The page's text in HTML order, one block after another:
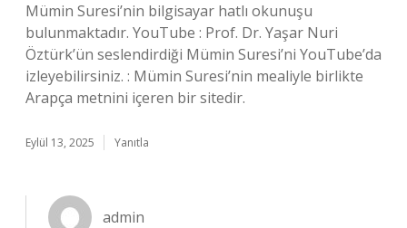
Mümin Suresi’nin bilgisayar hatlı okunuşu
bulunmaktadır. YouTube : Prof. Dr. Yaşar Nuri
Öztürk’ün seslendirdiği Mümin Suresi’ni YouTube’da
izleyebilirsiniz. : Mümin Suresi’nin mealiyle birlikte
Arapça metnini içeren bir sitedir.
Eylül 13, 2025 Yanıtla
admin